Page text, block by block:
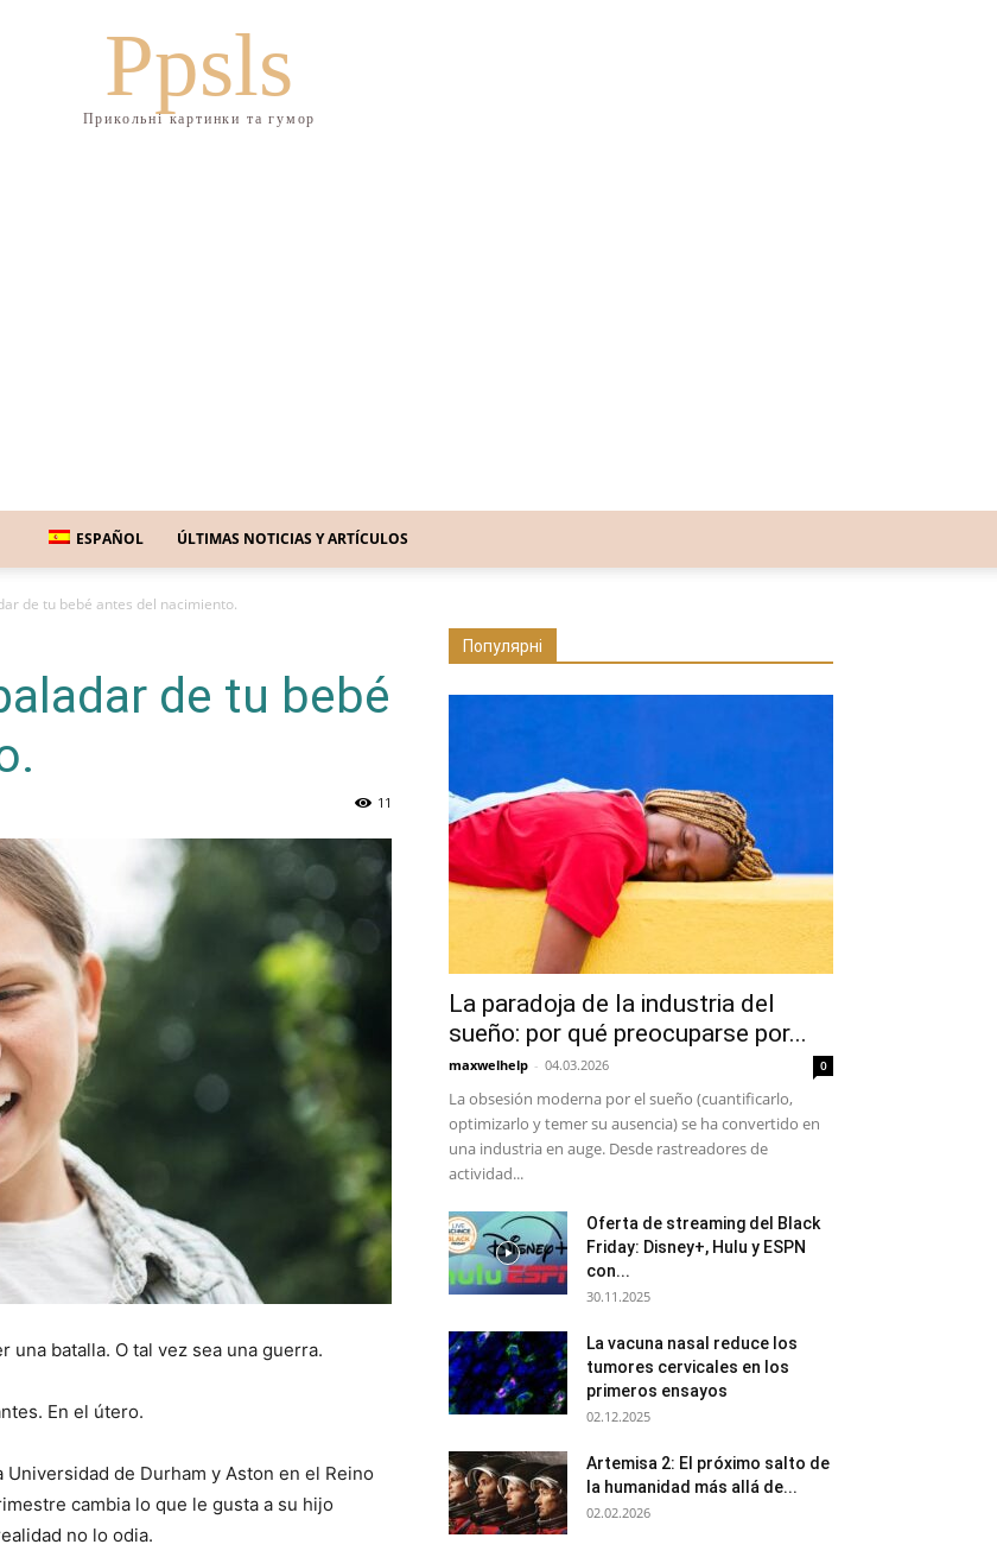
Ppsls
Прикольні картинки та гумор
ESPAÑOL ÚLTIMAS NOTICIAS Y ARTÍCULOS
de tu bebé antes del nacimiento.
de tu bebé
11
batalla. O tal vez sea una guerra.
En el útero.
de Durham y Aston en el Reino
cambia lo que le gusta a su hijo
no lo odia.
Популярні
La paradoja de la industria del
sueño: por qué preocuparse por...
maxwelhelp - 04.03.2026 0
La obsesión moderna por el sueño (cuantificarlo,
optimizarlo y temer su ausencia) se ha convertido en
una industria en auge. Desde rastreadores de
actividad...
Oferta de streaming del Black
Friday: Disney+, Hulu y ESPN
con...
30.11.2025
La vacuna nasal reduce los
tumores cervicales en los
primeros ensayos
02.12.2025
Artemisa 2: El próximo salto de
la humanidad más allá de...
02.02.2026